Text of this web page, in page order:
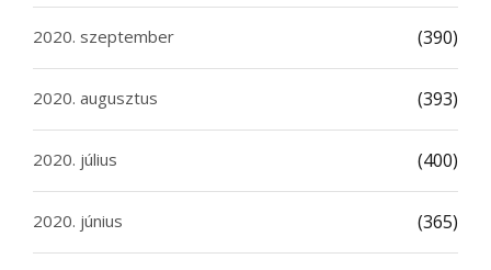
2020. szeptember (390)
2020. augusztus (393)
2020. július (400)
2020. június (365)